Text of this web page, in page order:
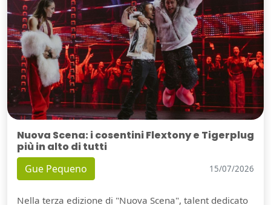
Nuova Scena: i cosentini Flextony e Tigerplug
più in alto di tutti
Gue Pequeno 15/07/2026
Nella terza edizione di "Nuova Scena", talent dedicato